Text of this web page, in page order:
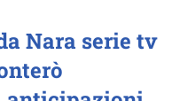
Nara serie tv